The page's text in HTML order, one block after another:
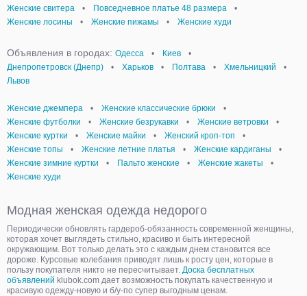
Женские свитера
• Повседневное платье 48 размера
•
Женские лосины
• Женские пижамы • Женские худи
Объявления в городах: Одесса • Киев
•
Днепропетровск (Днепр)
• Харьков • Полтава • Хмельницкий
•
Львов
Женские джемпера • Женские классические брюки
•
Женские футболки
• Женские безрукавки • Женские ветровки
•
Женские куртки
• Женские майки • Женский кроп-топ
•
Женские топы
• Женские летние платья • Женские кардиганы
•
Женские зимние куртки
• Пальто женские • Женские жакеты
•
Женские худи
Модная женская одежда недорого
Периодически обновлять гардероб-обязанность современной женщины,
которая хочет выглядеть стильно, красиво и быть интересной
окружающим. Вот только делать это с каждым днем становится все
дороже. Курсовые колебания приводят лишь к росту цен, которые в
пользу покупателя никто не пересчитывает. Доска бесплатных
объявлений klubok.com дает возможность покупать качественную и
красивую одежду-новую и б/у-по супер выгодным ценам.